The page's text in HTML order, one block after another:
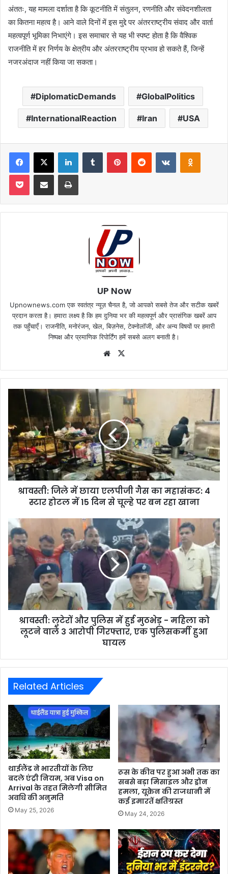
अंततः, यह मामला दर्शाता है कि कूटनीति में संतुलन, रणनीति और संवेदनशीलता
का कितना महत्व है। आने वाले दिनों में इस मुद्दे पर अंतरराष्ट्रीय संवाद और वार्ता
महत्वपूर्ण भूमिका निभाएंगे। इस समाचार से यह भी स्पष्ट होता है कि वैश्विक
राजनीति में हर निर्णय के क्षेत्रीय और अंतरराष्ट्रीय प्रभाव हो सकते हैं, जिन्हें
नजरअंदाज नहीं किया जा सकता।
DiplomaticDemands GlobalPolitics
InternationalReaction Iran USA
Facebook
X LinkedInTumblr PinterestReddit VKontakte
Pocket Share via Email Print
UP Now
Upnownews.com एक स्वतंत्र न्यूज़ चैनल है, जो आपको सबसे तेज और सटीक खबरें
प्रदान करता है। हमारा लक्ष्य है कि हम दुनिया भर की महत्वपूर्ण और प्रासंगिक खबरें आप
तक पहुँचाएँ। राजनीति, मनोरंजन, खेल, बिज़नेस, टेक्नोलॉजी, और अन्य विषयों पर हमारी
निष्पक्ष और प्रमाणिक रिपोर्टिंग हमें सबसे अलग बनाती है।
Website
श्रावस्ती: जिले में छाया एलपीजी गैस का महासंकट: 4
स्टार होटल में 15 दिन से चूल्हे पर बन रहा खाना
श्रावस्ती: लुटेरों और पुलिस में हुई मुठभेड़ - महिला को
लूटने वाले 3 आरोपी गिरफ्तार, एक पुलिसकर्मी हुआ
घायल
Related Articles
थाईलैंड ने भारतीयों के लिए
बदले एंट्री नियम, अब Visa on
Arrival के तहत मिलेगी सीमित
अवधि की अनुमति
May 25, 2026
रूस के कीव पर हुआ अभी तक का
सबसे बड़ा मिसाइल और ड्रोन
हमला, यूक्रेन की राजधानी में
कई इमारतें क्षतिग्रस्त
May 24, 2026